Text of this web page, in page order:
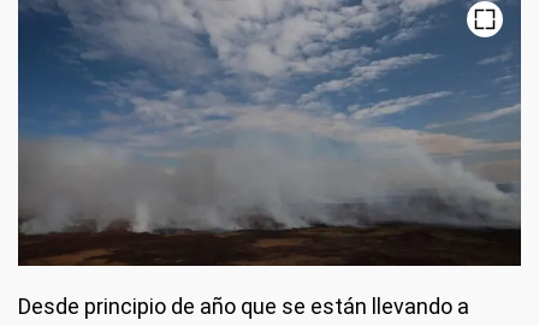
Desde principio de año que se están llevando a